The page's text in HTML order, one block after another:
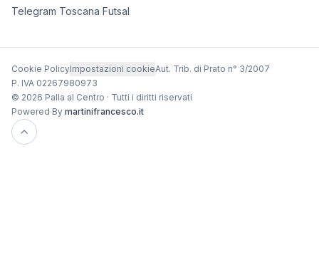
Telegram Toscana Futsal
Cookie PolicyImpostazioni cookieAut. Trib. di Prato n° 3/2007
P. IVA 02267980973
© 2026 Palla al Centro · Tutti i diritti riservati
Powered By martinifrancesco.it